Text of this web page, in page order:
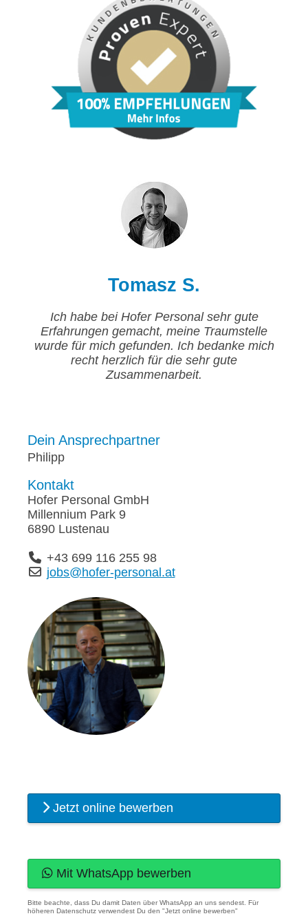
Tomasz S.
Ich habe bei Hofer Personal sehr gute
Erfahrungen gemacht, meine Traumstelle
wurde für mich gefunden. Ich bedanke mich
recht herzlich für die sehr gute
Zusammenarbeit.
Dein Ansprechpartner
Philipp
Kontakt
Hofer Personal GmbH
Millennium Park 9
6890 Lustenau
+43 699 116 255 98
jobs@hofer-personal.at
Jetzt online bewerben
Mit WhatsApp bewerben
Bitte beachte, dass Du damit Daten über WhatsApp an uns sendest. Für
höheren Datenschutz verwendest Du den "Jetzt online bewerben"